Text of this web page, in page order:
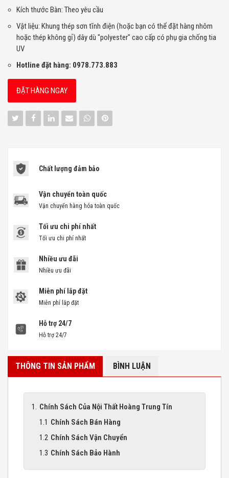
Kích thước Bàn: Theo yêu cầu
Vật liệu: Khung thép sơn tĩnh điện (hoặc bạn có thể đặt hàng nhôm
hoặc thép không gỉ) dây dù "polyester" cao cấp có phụ gia chống tia
UV
Hotline đặt hàng: 0978.773.883
ĐẶT HÀNG NGAY
Chất lượng đảm bảo
Vận chuyển toàn quốc
Vận chuyển hàng hóa toàn quốc
Tối ưu chi phí nhất
Tối ưu chi phí nhất
Nhiều ưu đãi
Nhiều ưu đãi
Miễn phí lắp đặt
Miễn phí lắp đặt
Hỗ trợ 24/7
Hỗ trợ 24/7
THÔNG TIN SẢN PHẨM BÌNH LUẬN
Chính Sách Của Nội Thất Hoàng Trung Tín
Chính Sách Bán Hàng
Chính Sách Vận Chuyển
Chính Sách Bảo Hành